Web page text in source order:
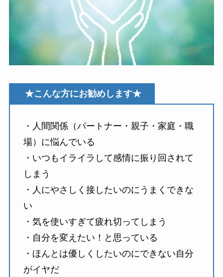
★こんな方にお勧めします★
・人間関係（パートナー・親子・家庭・職
場）に悩んでいる
・いつもイライラして感情に振り回されて
しまう
・人にやさしく接したいのにうまくできな
い
・気を使いすぎて疲れ切ってしまう
・自分を変えたい！と思っている
・ほんとは優しくしたいのにできない自分
がイヤだ